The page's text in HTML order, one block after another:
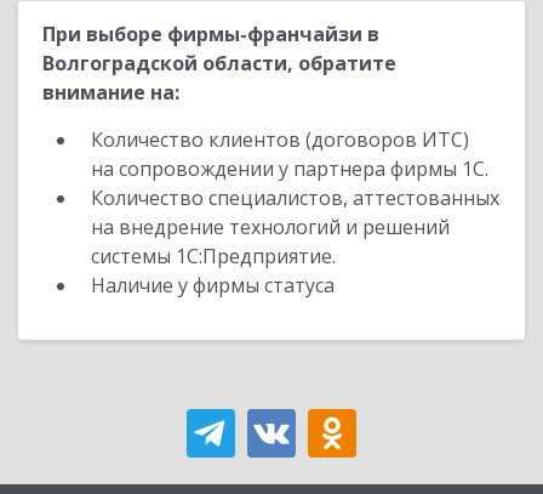
При выборе фирмы-франчайзи в
Волгоградской области, обратите
внимание на:
Количество клиентов (договоров ИТС)
на сопровождении у партнера фирмы 1С.
Количество специалистов, аттестованных
на внедрение технологий и решений
системы 1С:Предприятие.
Наличие у фирмы статуса